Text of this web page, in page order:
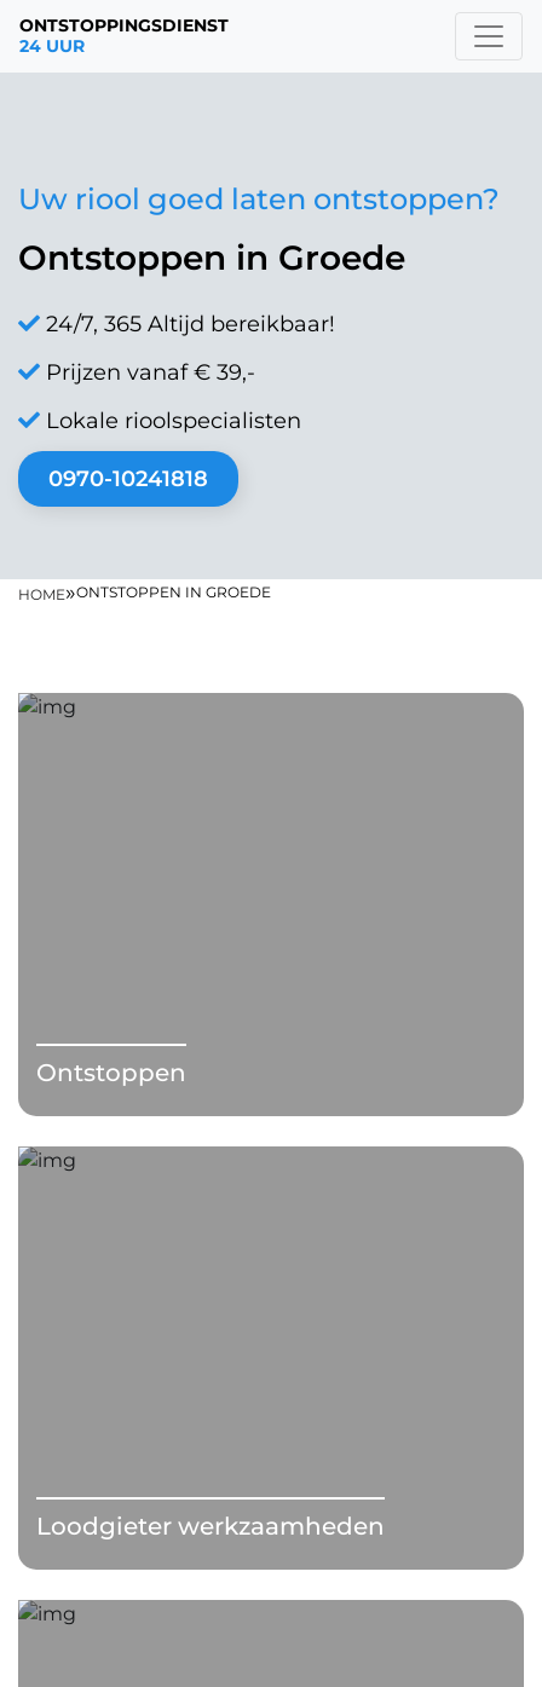
ONTSTOPPINGSDIENST
24 UUR
Uw riool goed laten ontstoppen?
Ontstoppen in Groede
24/7, 365 Altijd bereikbaar!
Prijzen vanaf € 39,-
Lokale rioolspecialisten
0970-10241818
HOME»ONTSTOPPEN IN GROEDE
Ontstoppen
Loodgieter werkzaamheden